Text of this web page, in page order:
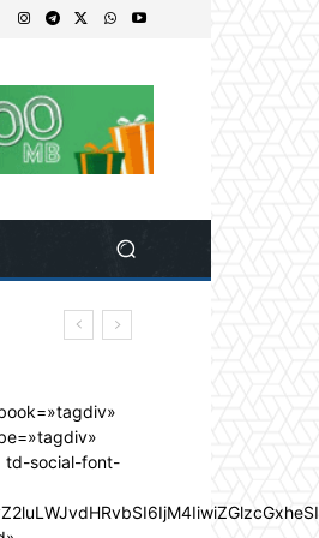
td-social-font-